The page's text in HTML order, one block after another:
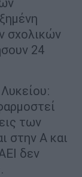
σχολικών
24
των
στην Α και
δεν